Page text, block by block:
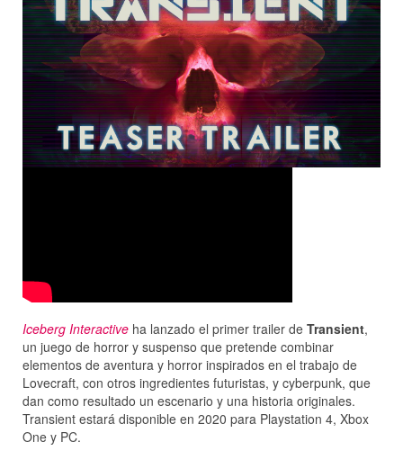
Iceberg Interactive ha lanzado el primer trailer de Transient,
un juego de horror y suspenso que pretende combinar
elementos de aventura y horror inspirados en el trabajo de
Lovecraft, con otros ingredientes futuristas, y cyberpunk, que
dan como resultado un escenario y una historia originales.
Transient estará disponible en 2020 para Playstation 4, Xbox
One y PC.